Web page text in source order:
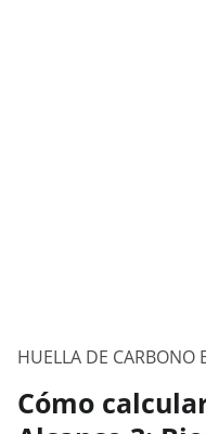
HUELLA DE CARBONO
Cómo